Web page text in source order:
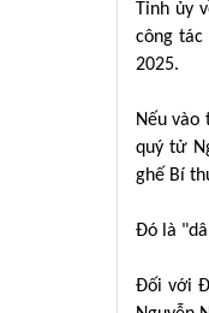
Tỉnh ủy
công tác
2025.
Nếu vào
quý tử
ghế Bí
Đó là
Đối với